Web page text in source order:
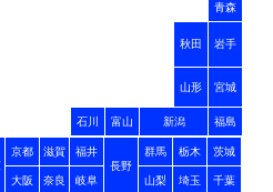
青森
秋田 岩手
山形 宮城
石川 富山 新潟 福島
京都 滋賀
福井
長野
群馬 栃木 茨城
大阪 奈良 岐阜 山梨 埼玉 千葉